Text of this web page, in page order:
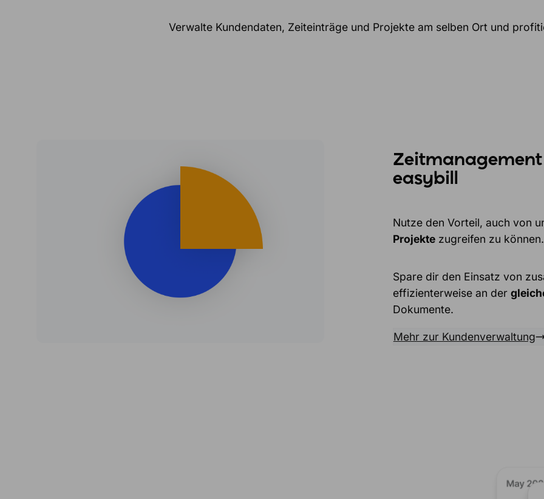
Verwalte Kundendaten, Zeiteinträge und Projekte am selben Ort und
easybill
Nutze den Vorteil, auch von
Projektezugreifen zu können.
Spare dir den Einsatz von
effizienterweise an der
Dokumente.
Mehr zur Kundenverwaltung